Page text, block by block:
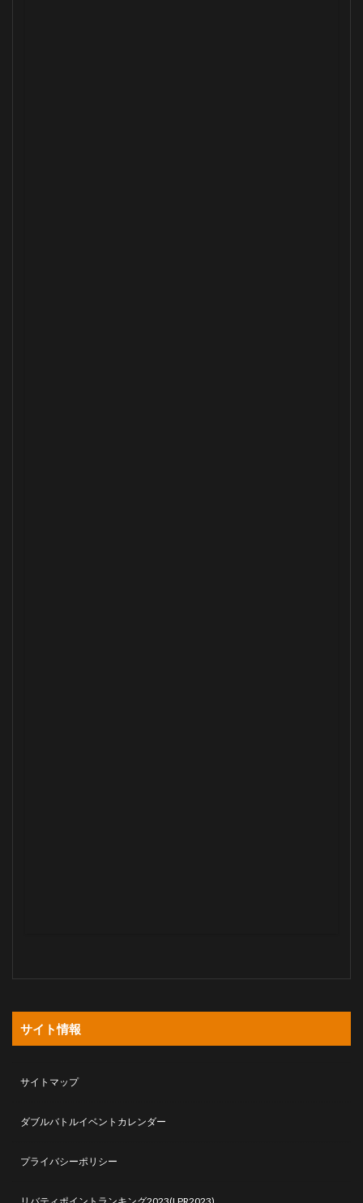
サイト情報
サイトマップ
ダブルバトルイベントカレンダー
プライバシーポリシー